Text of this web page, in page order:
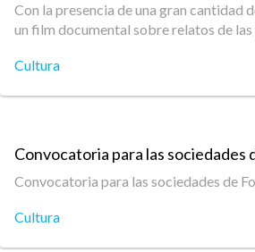
Con la presencia de una gran cantidad
un film documental sobre relatos de
Cultura
Convocatoria para las sociedades
Convocatoria para las sociedades de
Cultura